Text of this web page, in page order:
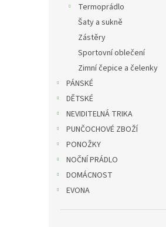
Termoprádlo
Šaty a sukně
Zástěry
Sportovní oblečení
Zimní čepice a čelenky
PÁNSKÉ
DĚTSKÉ
NEVIDITELNÁ TRIKA
PUNČOCHOVÉ ZBOŽÍ
PONOŽKY
NOČNÍ PRÁDLO
DOMÁCNOST
EVONA